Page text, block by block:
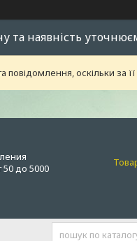
та наявність
оскільки
до 5000